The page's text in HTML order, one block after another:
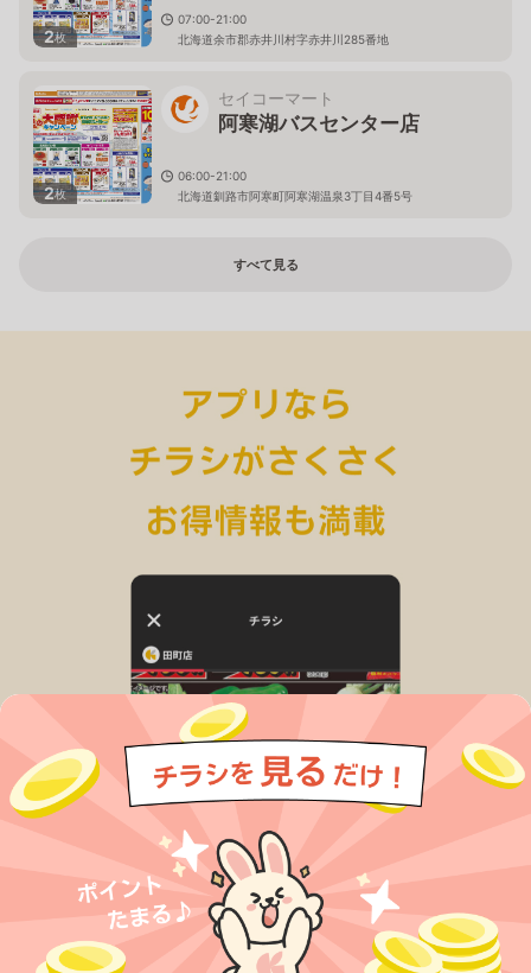
2枚
07:00-21:00
北海道余市郡赤井川村字赤井川285番地
2枚
セイコーマート
阿寒湖バスセンター店
06:00-21:00
北海道釧路市阿寒町阿寒湖温泉3丁目4番5号
すべて見る